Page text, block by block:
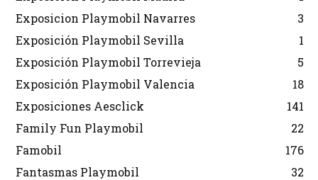
Exposicion Playmobil Navarres
3
Exposición Playmobil Sevilla
1
Exposición Playmobil Torrevieja
5
Exposición Playmobil Valencia
18
Exposiciones Aesclick
141
Family Fun Playmobil
22
Famobil
176
Fantasmas Playmobil
32